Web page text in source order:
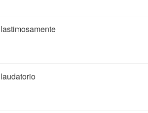
lastimosamente
laudatorio